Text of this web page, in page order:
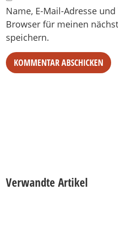
Name, E-Mail-Adresse
Browser für meinen
speichern.
Verwandte Artikel